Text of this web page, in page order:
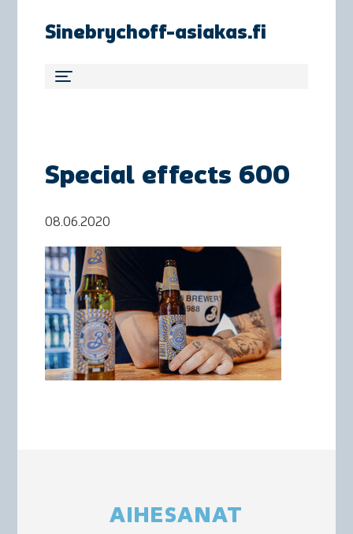
Sinebrychoff-asiakas.fi
Special effects 600
08.06.2020
AIHESANAT